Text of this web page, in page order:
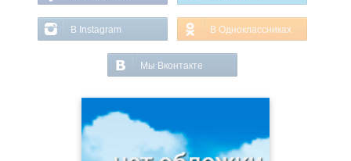
В Instagram В Одноклассниках
Мы Вконтакте